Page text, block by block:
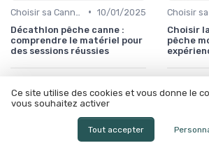
• 10/01/2025
Décathlon pêche canne :
comprendre le matériel pour
des sessions réussies
Choisir
pêche
Ce site utilise des cookies et vous donne le
vous souhaitez activer
Tout accepter